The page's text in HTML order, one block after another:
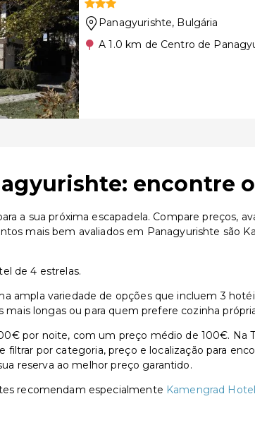
Panagyurishte, Bulgária
A 1.0 km de Centro de
encontre
a sua próxima escapadela. Compare preços,
mais bem avaliados em Panagyurishte são
de 4 estrelas.
ampla variedade de opções que incluem 3
longas ou para quem prefere cozinha
por noite, com um preço médio de 100€. Na
por categoria, preço e localização para
reserva ao melhor preço garantido.
recomendam especialmente Kamengrad